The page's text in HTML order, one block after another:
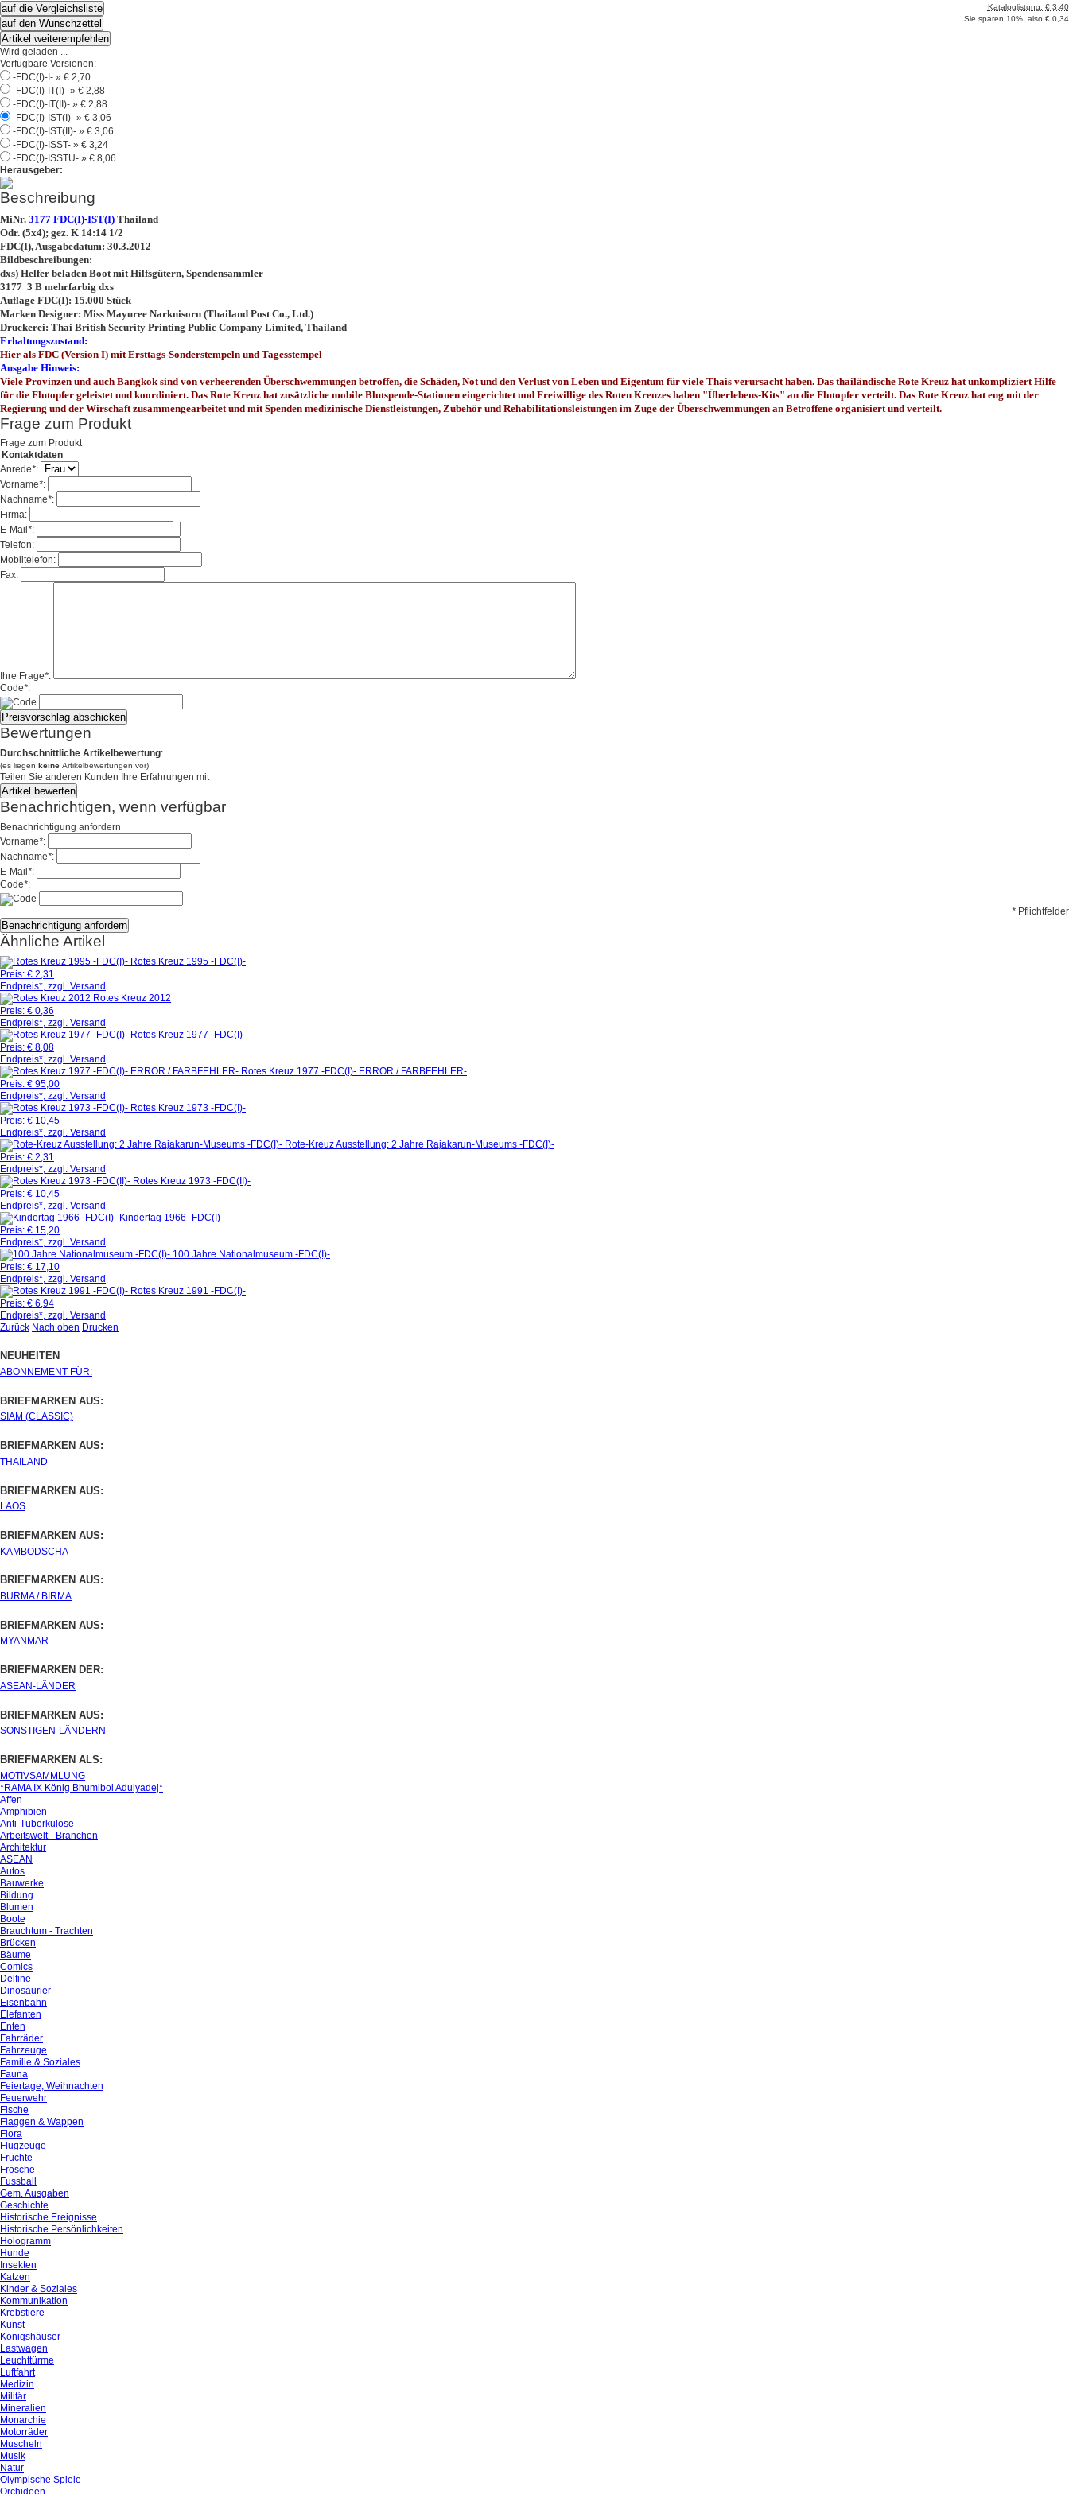
auf die Vergleichsliste
auf den Wunschzettel
Artikel weiterempfehlen
Kataloglistung: € 3,40
Sie sparen 10%, also € 0,34
Wird geladen ...
Verfügbare Versionen:
-FDC(I)-I- » € 2,70
-FDC(I)-IT(I)- » € 2,88
-FDC(I)-IT(II)- » € 2,88
-FDC(I)-IST(I)- » € 3,06
-FDC(I)-IST(II)- » € 3,06
-FDC(I)-ISST- » € 3,24
-FDC(I)-ISSTU- » € 8,06
Herausgeber:
Beschreibung
MiNr. 3177 FDC(I)-IST(I) Thailand
Odr. (5x4); gez. K 14:14 1/2
FDC(I), Ausgabedatum: 30.3.2012
Bildbeschreibungen:
dxs) Helfer beladen Boot mit Hilfsgütern, Spendensammler
3177 3 B mehrfarbig dxs
Auflage FDC(I): 15.000 Stück
Marken Designer: Miss Mayuree Narknisorn (Thailand Post Co., Ltd.)
Druckerei: Thai British Security Printing Public Company Limited, Thailand
Erhaltungszustand:
Hier als FDC (Version I) mit Ersttags-Sonderstempeln und Tagesstempel
Ausgabe Hinweis:
Viele Provinzen und auch Bangkok sind von verheerenden Überschwemmungen betroffen, die Schäden, Not und den Verlust von Leben und Eigentum für viele Thais verursacht haben. Das thailändische Rote Kreuz hat unkompliziert Hilfe
für die Flutopfer geleistet und koordiniert. Das Rote Kreuz hat zusätzliche mobile Blutspende-Stationen eingerichtet und Freiwillige des Roten Kreuzes haben "Überlebens-Kits" an die Flutopfer verteilt. Das Rote Kreuz hat eng mit der
Regierung und der Wirschaft zusammengearbeitet und mit Spenden medizinische Dienstleistungen, Zubehör und Rehabilitationsleistungen im Zuge der Überschwemmungen an Betroffene organisiert und verteilt.
Frage zum Produkt
Frage zum Produkt
Kontaktdaten
Anrede*:
Vorname*:
Nachname*:
Firma:
E-Mail *:
Telefon:
Mobiltelefon:
Fax:
Ihre Frage*:
Code*:
Bewertungen
Durchschnittliche Artikelbewertung:
(es liegen keine Artikelbewertungen vor)
Teilen Sie anderen Kunden Ihre Erfahrungen mit
Benachrichtigen, wenn verfügbar
Benachrichtigung anfordern
Vorname*:
Nachname*:
E-Mail*:
Code*:
* Pflichtfelder
Ähnliche Artikel
Rotes Kreuz 1995 -FDC(I)-
Preis: € 2,31
Endpreis*, zzgl. Versand
Rotes Kreuz 2012
Preis: € 0,36
Endpreis*, zzgl. Versand
Rotes Kreuz 1977 -FDC(I)-
Preis: € 8,08
Endpreis*, zzgl. Versand
Rotes Kreuz 1977 -FDC(I)- ERROR / FARBFEHLER-
Preis: € 95,00
Endpreis*, zzgl. Versand
Rotes Kreuz 1973 -FDC(I)-
Preis: € 10,45
Endpreis*, zzgl. Versand
Rote-Kreuz Ausstellung: 2 Jahre Rajakarun-Museums -FDC(I)-
Preis: € 2,31
Endpreis*, zzgl. Versand
Rotes Kreuz 1973 -FDC(II)-
Preis: € 10,45
Endpreis*, zzgl. Versand
Kindertag 1966 -FDC(I)-
Preis: € 15,20
Endpreis*, zzgl. Versand
100 Jahre Nationalmuseum -FDC(I)-
Preis: € 17,10
Endpreis*, zzgl. Versand
Rotes Kreuz 1991 -FDC(I)-
Preis: € 6,94
Endpreis*, zzgl. Versand
Zurück Nach oben Drucken
NEUHEITEN
ABONNEMENT FÜR:
BRIEFMARKEN AUS:
SIAM (CLASSIC)
BRIEFMARKEN AUS:
THAILAND
BRIEFMARKEN AUS:
LAOS
BRIEFMARKEN AUS:
KAMBODSCHA
BRIEFMARKEN AUS:
BURMA / BIRMA
BRIEFMARKEN AUS:
MYANMAR
BRIEFMARKEN DER:
ASEAN-LÄNDER
BRIEFMARKEN AUS:
SONSTIGEN-LÄNDERN
BRIEFMARKEN ALS:
MOTIVSAMMLUNG
*RAMA IX König Bhumibol Adulyadej*
Affen
Amphibien
Anti-Tuberkulose
Arbeitswelt - Branchen
Architektur
ASEAN
Autos
Bauwerke
Bildung
Blumen
Boote
Brauchtum - Trachten
Brücken
Bäume
Comics
Delfine
Dinosaurier
Eisenbahn
Elefanten
Enten
Fahrräder
Fahrzeuge
Familie & Soziales
Fauna
Feiertage, Weihnachten
Feuerwehr
Fische
Flaggen & Wappen
Flora
Flugzeuge
Früchte
Frösche
Fussball
Gem. Ausgaben
Geschichte
Historische Ereignisse
Historische Persönlichkeiten
Hologramm
Hunde
Insekten
Katzen
Kinder & Soziales
Kommunikation
Krebstiere
Kunst
Königshäuser
Lastwagen
Leuchttürme
Luftfahrt
Medizin
Militär
Mineralien
Monarchie
Motorräder
Muscheln
Musik
Natur
Olympische Spiele
Orchideen